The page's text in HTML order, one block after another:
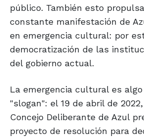
público. También esto
constante manifestación de
en emergencia cultural: por
democratización de las
del gobierno actual.
La emergencia cultural es
"slogan": el 19 de abril de
Concejo Deliberante de Azul
proyecto de resolución para